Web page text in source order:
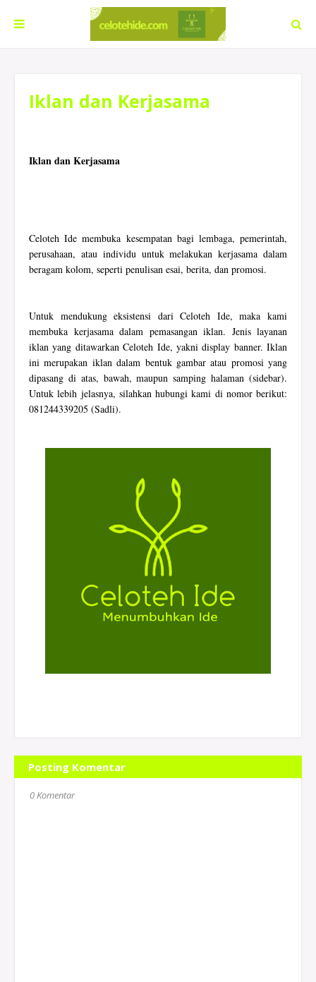
Iklan dan Kerjasama
Iklan dan Kerjasama
Celoteh Ide membuka kesempatan bagi lembaga, pemerintah,
perusahaan, atau individu untuk melakukan kerjasama dalam
beragam kolom, seperti penulisan esai, berita, dan promosi.
Untuk mendukung eksistensi dari Celoteh Ide, maka kami
membuka kerjasama dalam pemasangan iklan. Jenis layanan
iklan yang ditawarkan Celoteh Ide, yakni display banner. Iklan
ini merupakan iklan dalam bentuk gambar atau promosi yang
dipasang di atas, bawah, maupun samping halaman (sidebar).
Untuk lebih jelasnya, silahkan hubungi kami di nomor berikut:
081244339205 (Sadli).
Posting Komentar
0 Komentar